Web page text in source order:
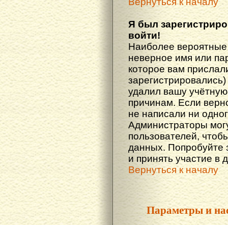
Я был
войти!
Наиболее
неверное имя или
которое вам
удалил вашу
причинам. Если
не написали ни
Администраторы
пользователей,
данных. Попробуйте
и принять участие в
Вернуться к началу
Параметры и